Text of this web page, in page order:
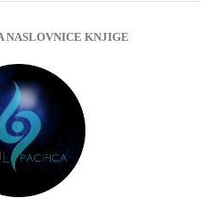
NASLOVNICE KNJIGE